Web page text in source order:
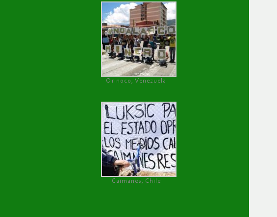
Orinoco, Venezuela
Caimanes, Chile